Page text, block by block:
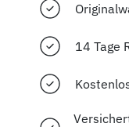
14 Tage